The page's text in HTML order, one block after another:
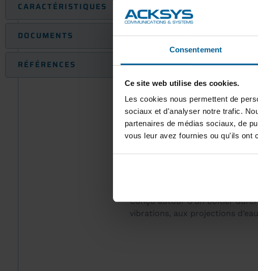
Consentement
Ce site web utilise des cookies.
Les cookies nous permettent de
sociaux et d'analyser notre trafic.
partenaires de médias sociaux, de
vous leur avez fournies ou qu'ils ont
CARACTÉRISTIQUES
DOCUMENTS
RÉFÉRENCES
Il est aussi parfaitement
commande à distance,
Basé sur la technologie
(jusqu’à 2x 300 MBps) et une
indépendants, fonctionnement
Conçu autour d’un boitier
vibrations, aux projections